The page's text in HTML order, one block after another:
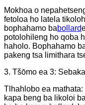
Mokhoa o
fetoloa ho latela
bophahamo babollard
potolohileng ho qoba
haholo. Bophahamo
pakeng tsa limithara
3. Tšōmo ea 3:
Tlhahlobo ea
kapa beng ba likoloi